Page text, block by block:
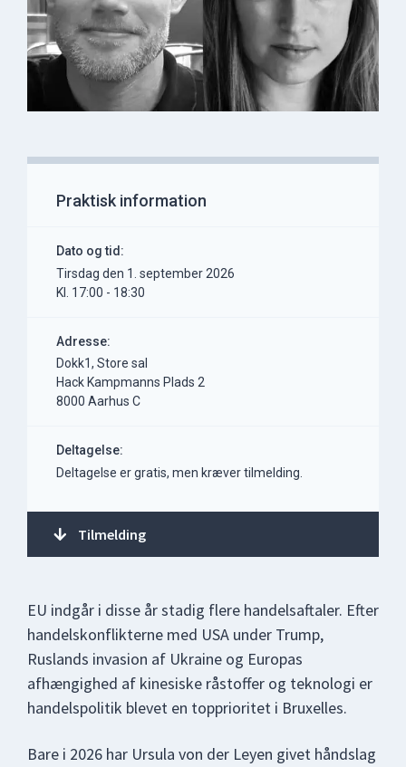
Praktisk information
Dato og tid:
tirsdag den 1. september 2026
Kl. 17:00 - 18:30
Adresse:
Dokk1, Store sal
Hack Kampmanns Plads 2
8000 Aarhus C
Deltagelse:
Deltagelse er gratis, men kræver tilmelding.
Tilmelding
EU indgår i disse år stadig flere handelsaftaler. Efter
handelskonflikterne med USA under Trump,
Ruslands invasion af Ukraine og Europas
afhængighed af kinesiske råstoffer og teknologi er
handelspolitik blevet en topprioritet i Bruxelles.
Bare i 2026 har Ursula von der Leyen givet håndslag